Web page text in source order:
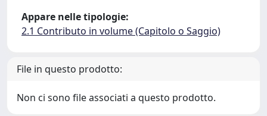
Appare nelle tipologie:
2.1 Contributo in volume (Capitolo o Saggio)
File in questo prodotto:
Non ci sono file associati a questo prodotto.